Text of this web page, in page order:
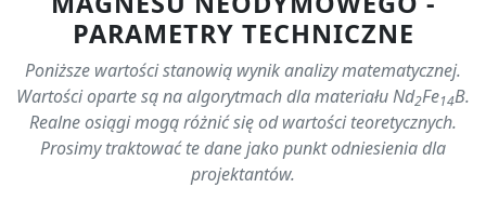
PARAMETRY TECHNICZNE
Poniższe wartości stanowią wynik analizy matematycznej.
Wartości oparte są na algorytmach dla materiału Nd2Fe14B.
Realne osiągi mogą różnić się od wartości teoretycznych.
Prosimy traktować te dane jako punkt odniesienia dla
projektantów.